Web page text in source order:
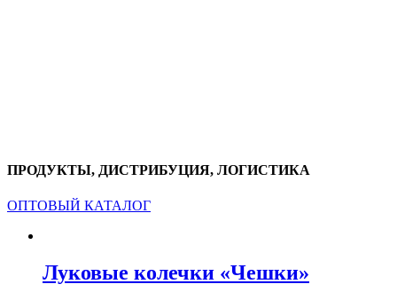
ПРОДУКТЫ, ДИСТРИБУЦИЯ, ЛОГИСТИКА
ОПТОВЫЙ КАТАЛОГ
Луковые колечки «Чешки»